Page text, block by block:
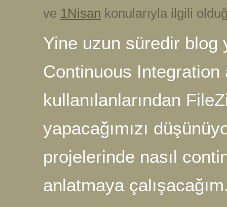
ve 1Nisan konularıyla ilgili
Yine uzun süredir blog
Continuous Integration
kullanılanlarından
yapacağımızı
projelerinde nasıl
anlatmaya